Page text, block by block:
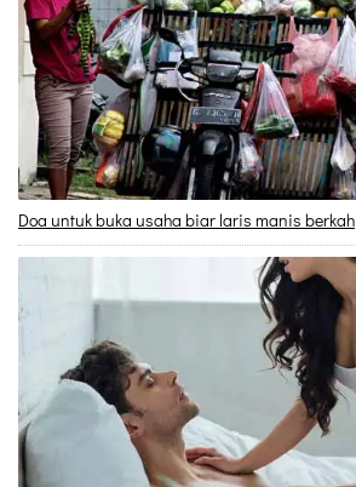
Doa untuk buka usaha biar laris manis berkah